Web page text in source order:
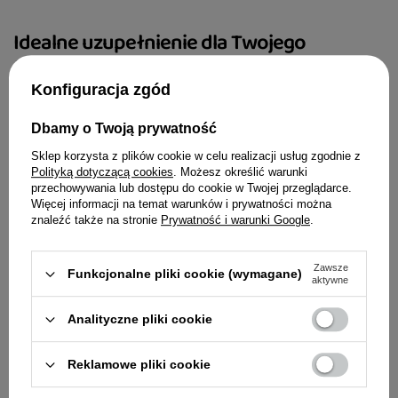
Bystry umysł i lśniąca sierść – odpowiednia
łososia i oleju z łososia wspiera rozwój układu
nerwowego.
Budowa silnych mięśni – indyk gwarantuje
właściwe napięcie mięśniowe i harmonijny
wzrost ciała.
delikatnego układu pokarmowego i optymalne
przyswajanie witamin.
Szlachetny duet na dobry start: łosoś i Indyk
Podstawą zrównoważonego rozwoju młodego
organizmu jest wysoce strawne i wartościowe
Idealne uzupełnienie dla Twojego
czworonoga
Carnilove Active Dog Salmon & Turkey Ad.
Carnilove Active
Adult 4 kg
122,99 zł
30,75 zł / kg
Konfiguracja zgód
Dbamy o Twoją prywatność
Sklep korzysta z plików cookie w celu realizacji usług zgodnie z
Polityką dotyczącą cookies. Możesz określić warunki
przechowywania lub dostępu do cookie w Twojej przeglądarce.
Więcej informacji na temat warunków i prywatności można
znaleźć także na stronie Prywatność i warunki Google.
Funkcjonalne pliki cookie (wymagane)
Zawsze
aktywne
Analityczne pliki cookie
Reklamowe pliki cookie